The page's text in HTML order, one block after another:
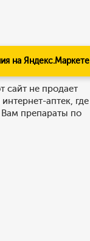
на Яндекс.Маркете
сайт не продает
аптек, где
препараты по